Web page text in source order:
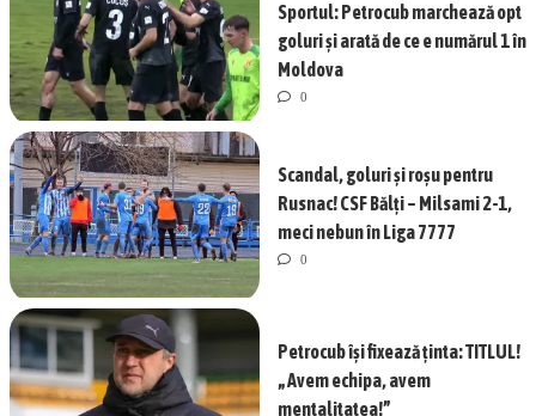
Sportul: Petrocub marchează opt
goluri și arată de ce e numărul 1 în
Moldova
0
Scandal, goluri și roșu pentru
Rusnac! CSF Bălți – Milsami 2-1,
meci nebun în Liga 7777
0
Petrocub își fixează ținta: TITLUL!
„Avem echipa, avem
mentalitatea!”